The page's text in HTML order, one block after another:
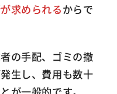
求められるからで
の手配、ゴミの撤
生し、費用も数十